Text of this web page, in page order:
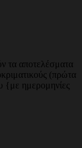
τα αποτελέσματα
(πρώτα
ημερομηνίες